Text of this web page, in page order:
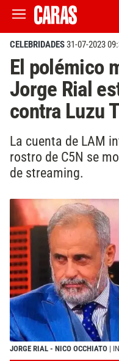
CELEBRIDADES31-07-2023
El polémico
Jorge Rial
contra Luzu
La cuenta de LAM
rostro de C5N se
de streaming.
JORGE RIAL - NICO OCCHIATO |